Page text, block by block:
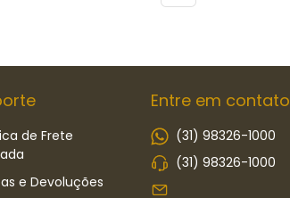
de Frete
e Devoluções
Entre em contato
(31) 98326-1000
(31) 98326-1000